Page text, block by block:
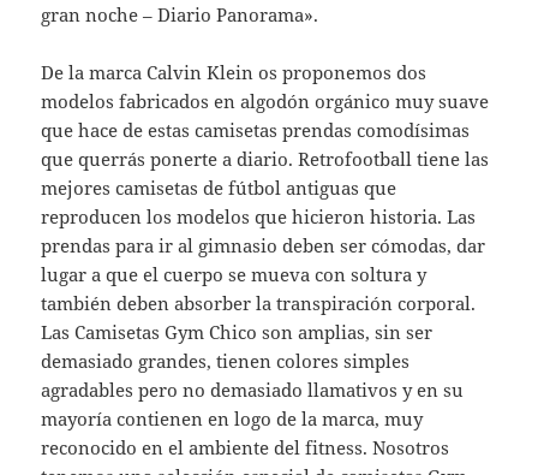
gran noche – Diario Panorama».
De la marca Calvin Klein os proponemos dos
modelos fabricados en algodón orgánico muy suave
que hace de estas camisetas prendas comodísimas
que querrás ponerte a diario. Retrofootball tiene las
mejores camisetas de fútbol antiguas que
reproducen los modelos que hicieron historia. Las
prendas para ir al gimnasio deben ser cómodas, dar
lugar a que el cuerpo se mueva con soltura y
también deben absorber la transpiración corporal.
Las Camisetas Gym Chico son amplias, sin ser
demasiado grandes, tienen colores simples
agradables pero no demasiado llamativos y en su
mayoría contienen en logo de la marca, muy
reconocido en el ambiente del fitness. Nosotros